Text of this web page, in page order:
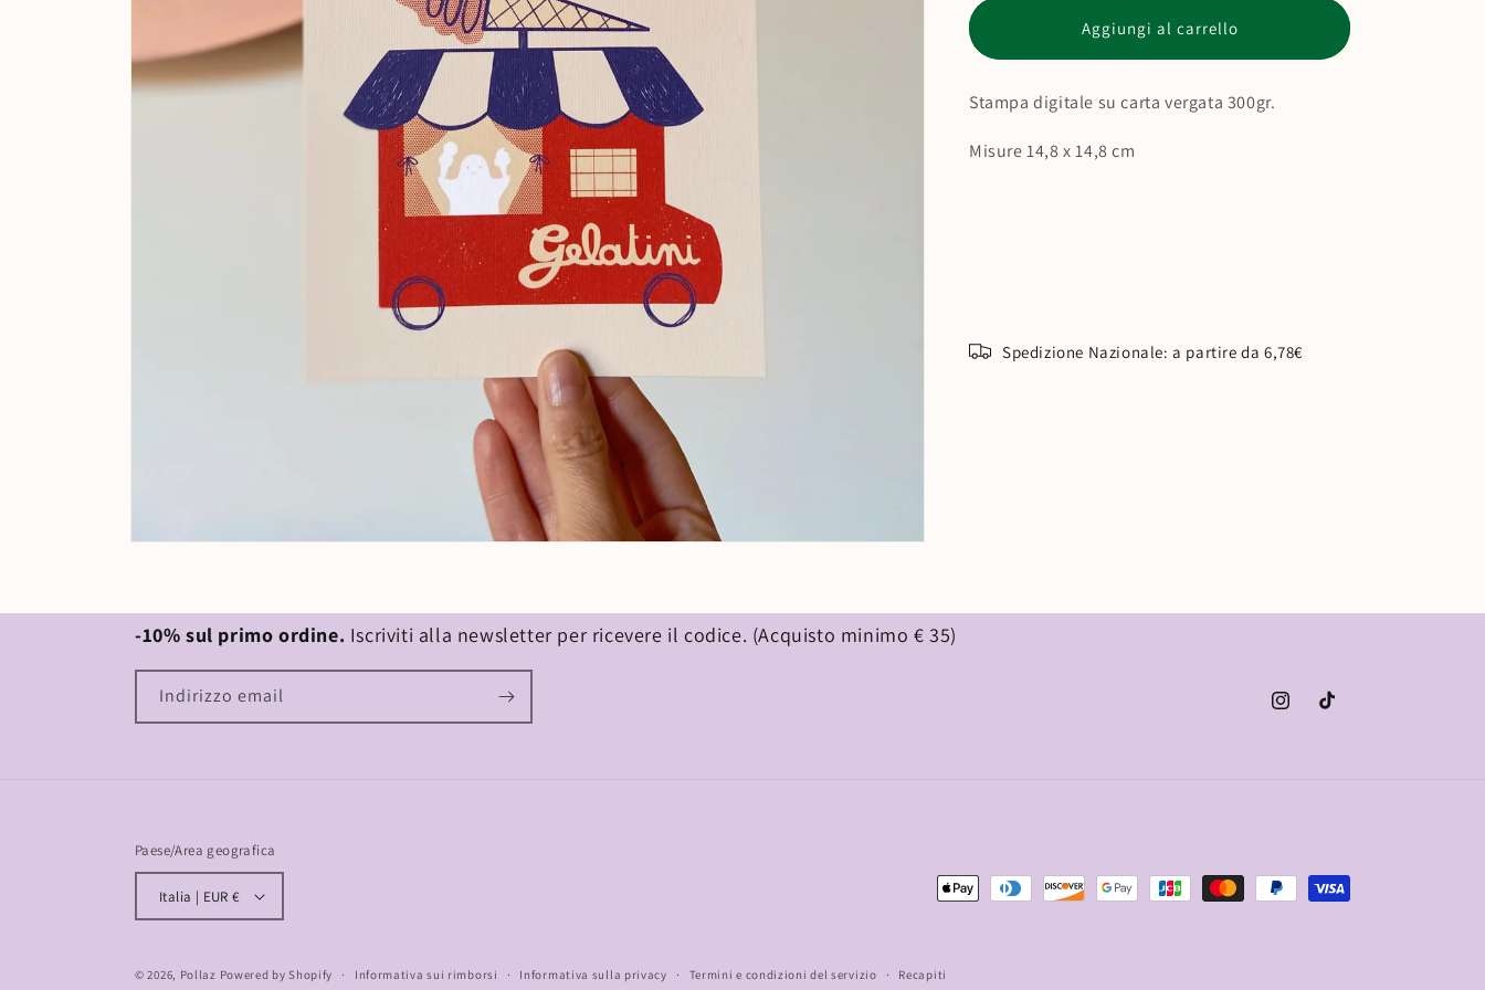
o
g
r
f
Stampa
Gelatini
Aggiungi al carrello
Stampa digitale su carta vergata 300gr.
Misure 14,8 x 14,8 cm
Spedizione Nazionale: a partire da 6,78€
-10% sul primo ordine. Iscriviti alla newsletter per ricevere il codice. (Acquisto minimo € 35)
Indirizzo email
InstagramTikTok
Paese/Area geografica
Italia | EUR €
Metodi
© 2026, Pollaz Powered by Shopify Informativa sui rimborsi Informativa sulla privacy Termini e condizioni del servizio Recapiti